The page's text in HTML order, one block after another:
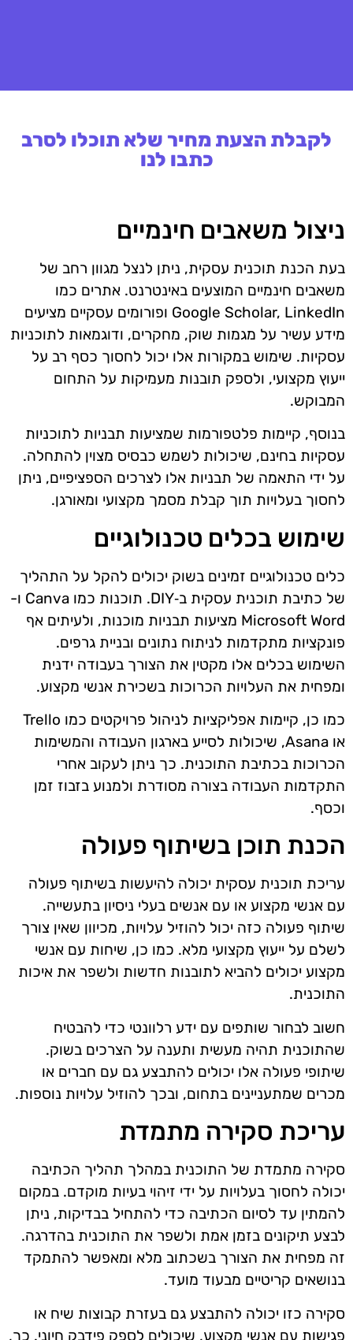
לקבלת הצעת מחיר שלא תוכלו לסרב
כתבו לנו
ניצול משאבים חינמיים
בעת הכנת תוכנית עסקית, ניתן לנצל מגוון רחב של
משאבים חינמיים המוצעים באינטרנט. אתרים כמו
Google Scholar, LinkedIn ופורומים עסקיים מציעים
מידע עשיר על מגמות שוק, מחקרים, ודוגמאות לתוכניות
עסקיות. שימוש במקורות אלו יכול לחסוך כסף רב על
ייעוץ מקצועי, ולספק תובנות מעמיקות על התחום
המבוקש.
בנוסף, קיימות פלטפורמות שמציעות תבניות לתוכניות
עסקיות בחינם, שיכולות לשמש כבסיס מצוין להתחלה.
על ידי התאמה של תבניות אלו לצרכים הספציפיים, ניתן
לחסוך בעלויות תוך קבלת מסמך מקצועי ומאורגן.
שימוש בכלים טכנולוגיים
כלים טכנולוגיים זמינים בשוק יכולים להקל על התהליך
של כתיבת תוכנית עסקית ב‑DIY. תוכנות כמו Canva ו-
Microsoft Word מציעות תבניות מוכנות, ולעיתים אף
פונקציות מתקדמות לניתוח נתונים ובניית גרפים.
השימוש בכלים אלו מקטין את הצורך בעבודה ידנית
ומפחית את העלויות הכרוכות בשכירת אנשי מקצוע.
כמו כן, קיימות אפליקציות לניהול פרויקטים כמו Trello
או Asana, שיכולות לסייע בארגון העבודה והמשימות
הכרוכות בכתיבת התוכנית. כך ניתן לעקוב אחרי
התקדמות העבודה בצורה מסודרת ולמנוע בזבוז זמן
וכסף.
הכנת תוכן בשיתוף פעולה
עריכת תוכנית עסקית יכולה להיעשות בשיתוף פעולה
עם אנשי מקצוע או עם אנשים בעלי ניסיון בתעשייה.
שיתוף פעולה כזה יכול להוזיל עלויות, מכיוון שאין צורך
לשלם על ייעוץ מקצועי מלא. כמו כן, שיחות עם אנשי
מקצוע יכולים להביא לתובנות חדשות ולשפר את איכות
התוכנית.
חשוב לבחור שותפים עם ידע רלוונטי כדי להבטיח
שהתוכנית תהיה מעשית ותענה על הצרכים בשוק.
שיתופי פעולה אלו יכולים להתבצע גם עם חברים או
מכרים שמתעניינים בתחום, ובכך להוזיל עלויות נוספות.
עריכת סקירה מתמדת
סקירה מתמדת של התוכנית במהלך תהליך הכתיבה
יכולה לחסוך בעלויות על ידי זיהוי בעיות מוקדם. במקום
להמתין עד לסיום הכתיבה כדי להתחיל בבדיקות, ניתן
לבצע תיקונים בזמן אמת ולשפר את התוכנית בהדרגה.
זה מפחית את הצורך בשכתוב מלא ומאפשר להתמקד
בנושאים קריטיים מבעוד מועד.
סקירה כזו יכולה להתבצע גם בעזרת קבוצות שיח או
פגישות עם אנשי מקצוע, שיכולים לספק פידבק חיוני. כך,